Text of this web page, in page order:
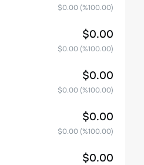
$0.00(%100.00)
$0.00
$0.00(%100.00)
$0.00
$0.00(%100.00)
$0.00
$0.00(%100.00)
$0.00